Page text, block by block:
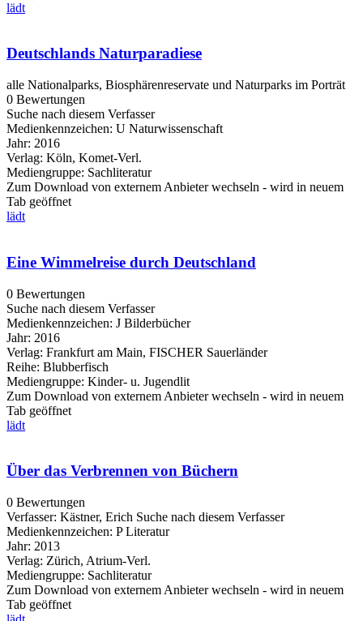
lädt
Deutschlands Naturparadiese
alle Nationalparks, Biosphärenreservate und Naturparks im Porträt
0 Bewertungen
Suche nach diesem Verfasser
Medienkennzeichen: U Naturwissenschaft
Jahr: 2016
Verlag: Köln, Komet-Verl.
Mediengruppe: Sachliteratur
Zum Download von externem Anbieter wechseln - wird in neuem
Tab geöffnet
lädt
Eine Wimmelreise durch Deutschland
0 Bewertungen
Suche nach diesem Verfasser
Medienkennzeichen: J Bilderbücher
Jahr: 2016
Verlag: Frankfurt am Main, FISCHER Sauerländer
Reihe: Blubberfisch
Mediengruppe: Kinder- u. Jugendlit
Zum Download von externem Anbieter wechseln - wird in neuem
Tab geöffnet
lädt
Über das Verbrennen von Büchern
0 Bewertungen
Verfasser: Kästner, Erich Suche nach diesem Verfasser
Medienkennzeichen: P Literatur
Jahr: 2013
Verlag: Zürich, Atrium-Verl.
Mediengruppe: Sachliteratur
Zum Download von externem Anbieter wechseln - wird in neuem
Tab geöffnet